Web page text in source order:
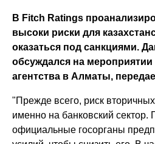
В Fitch Ratings
высоки риски для
оказаться под санкциями.
обсуждался на мероприятии
агентства в Алматы,
"Прежде всего, риск
именно на банковский сектор.
официальные госорганы